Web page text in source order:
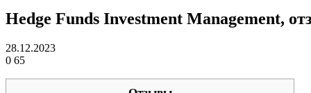
Hedge Funds Investment Management,
28.12.2023
0 65